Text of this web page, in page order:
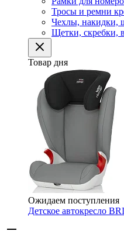
Тросы и ремни
Чехлы, накидки,
Щетки, скребки,
Товар дня
Ожидаем поступления
Детское автокресло